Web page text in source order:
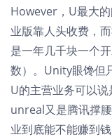
However，U最大
业版靠人头收费，
是一年几千块一个
数）。Unity眼馋但
U的主营业务可以
unreal又是腾讯撑
业到底能不能赚到